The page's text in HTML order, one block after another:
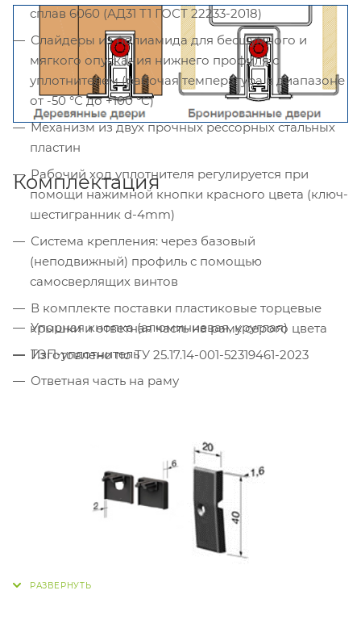
сплав 6060 (АД31 Т1 ГОСТ 22233-2018)
Слайдеры из полиамида для бесшумного и
мягкого опускания нижнего профиля с
уплотнителем (рабочая температура в диапазоне
от -50 °С до +100 °С)
Механизм из двух прочных рессорных стальных
пластин
Рабочий ход уплотнителя регулируется при
помощи нажимной кнопки красного цвета (ключ-
шестигранник d-4mm)
Система крепления: через базовый
(неподвижный) профиль с помощью
самосверлящих винтов
В комплекте поставки пластиковые торцевые
крышки и ответная часть на раму серого цвета
Изготовлено по ТУ 25.17.14-001-52319461-2023
Комплектация
Упорная кнопка (алюминиевая, круглая)
ТЭП-уплотнитель
Ответная часть на раму